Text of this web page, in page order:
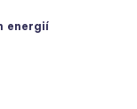
energií